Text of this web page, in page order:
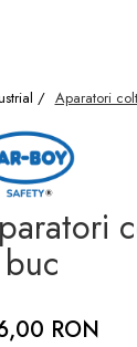
/ Aparatori
RON